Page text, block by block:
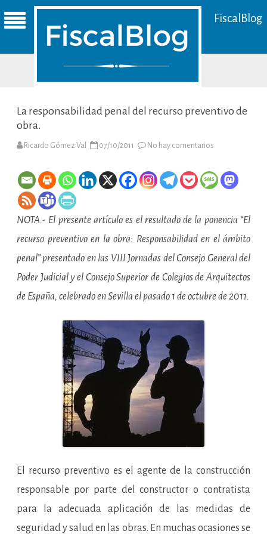
FiscalBlog
La responsabilidad penal del recurso preventivo de
obra.
Ricardo Gómez Val 07/10/2011 No hay comentarios
penal
del
recurso
NOTA.- El presente artículo es el resultado de la ponencia “El
recurso preventivo en la obra: Responsabilidad en el ámbito
penal” presentado en las VIII Jornadas del Consejo General del
Poder Judicial y el Consejo Superior de Colegios de Arquitectos
de España, celebrado en Sevilla el pasado 1 de octubre de 2011.
El recurso preventivo es el agente de la construcción
responsable por parte del constructor o contratista
para la adecuada aplicación de las medidas de
seguridad y salud en las obras. En muchas ocasiones se